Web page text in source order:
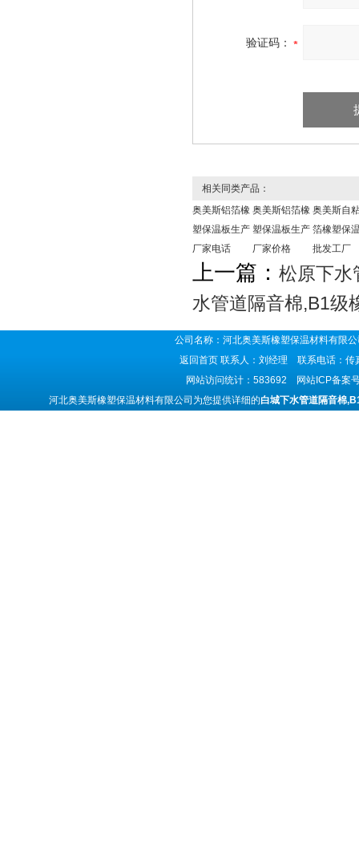
验证码：
相关同类产品：
奥美斯铝箔橡
塑保温板生产
厂家电话
奥美斯铝箔橡
塑保温板生产
厂家价格
奥美斯自
箔橡塑保
批发工厂
上一篇： 松原下水
水管道隔音棉,B1级
公司名称：河北奥美斯橡塑保温材料有
返回首页 联系人：刘经理 联系电话：
网站访问统计：583692 网站ICP备案
河北奥美斯橡塑保温材料有限公司为您提供详细的白城下水管道隔音棉